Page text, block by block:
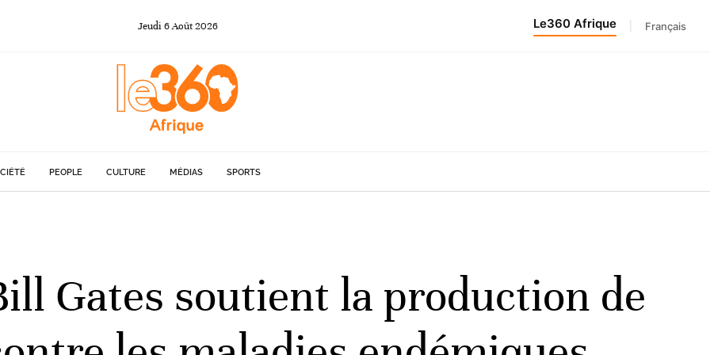
Jeudi 6Août 2026 Le360 Afrique Français
PEOPLE CULTURE MÉDIAS SPORTS
Gates soutient la production de